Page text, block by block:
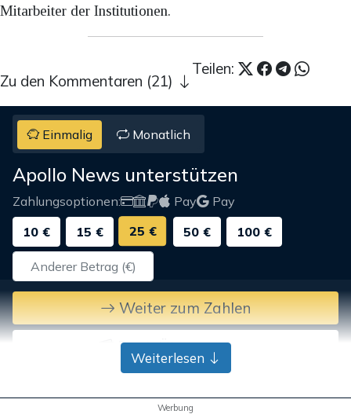
Mitarbeiter der Institutionen.
Teilen:
Zu den Kommentaren (21)
Einmalig Monatlich
Apollo News unterstützen
Zahlungsoptionen: Pay
Pay
10 €
15 € 25 € 50 € 100 €
Weiter zum Zahlen
Bank-Überweisung
Weiterlesen
Werbung